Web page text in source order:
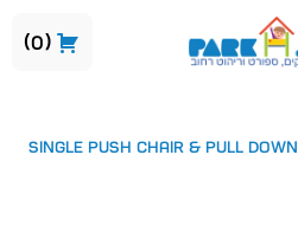
0
/ SINGLE PUSH CHAIR & PULL DOWN